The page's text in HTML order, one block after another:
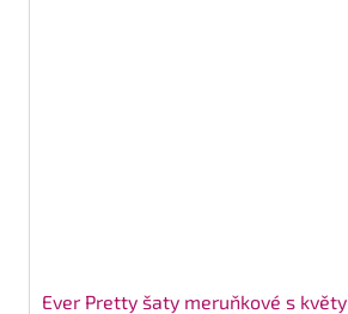
Ever Pretty šaty meruňkové s květy